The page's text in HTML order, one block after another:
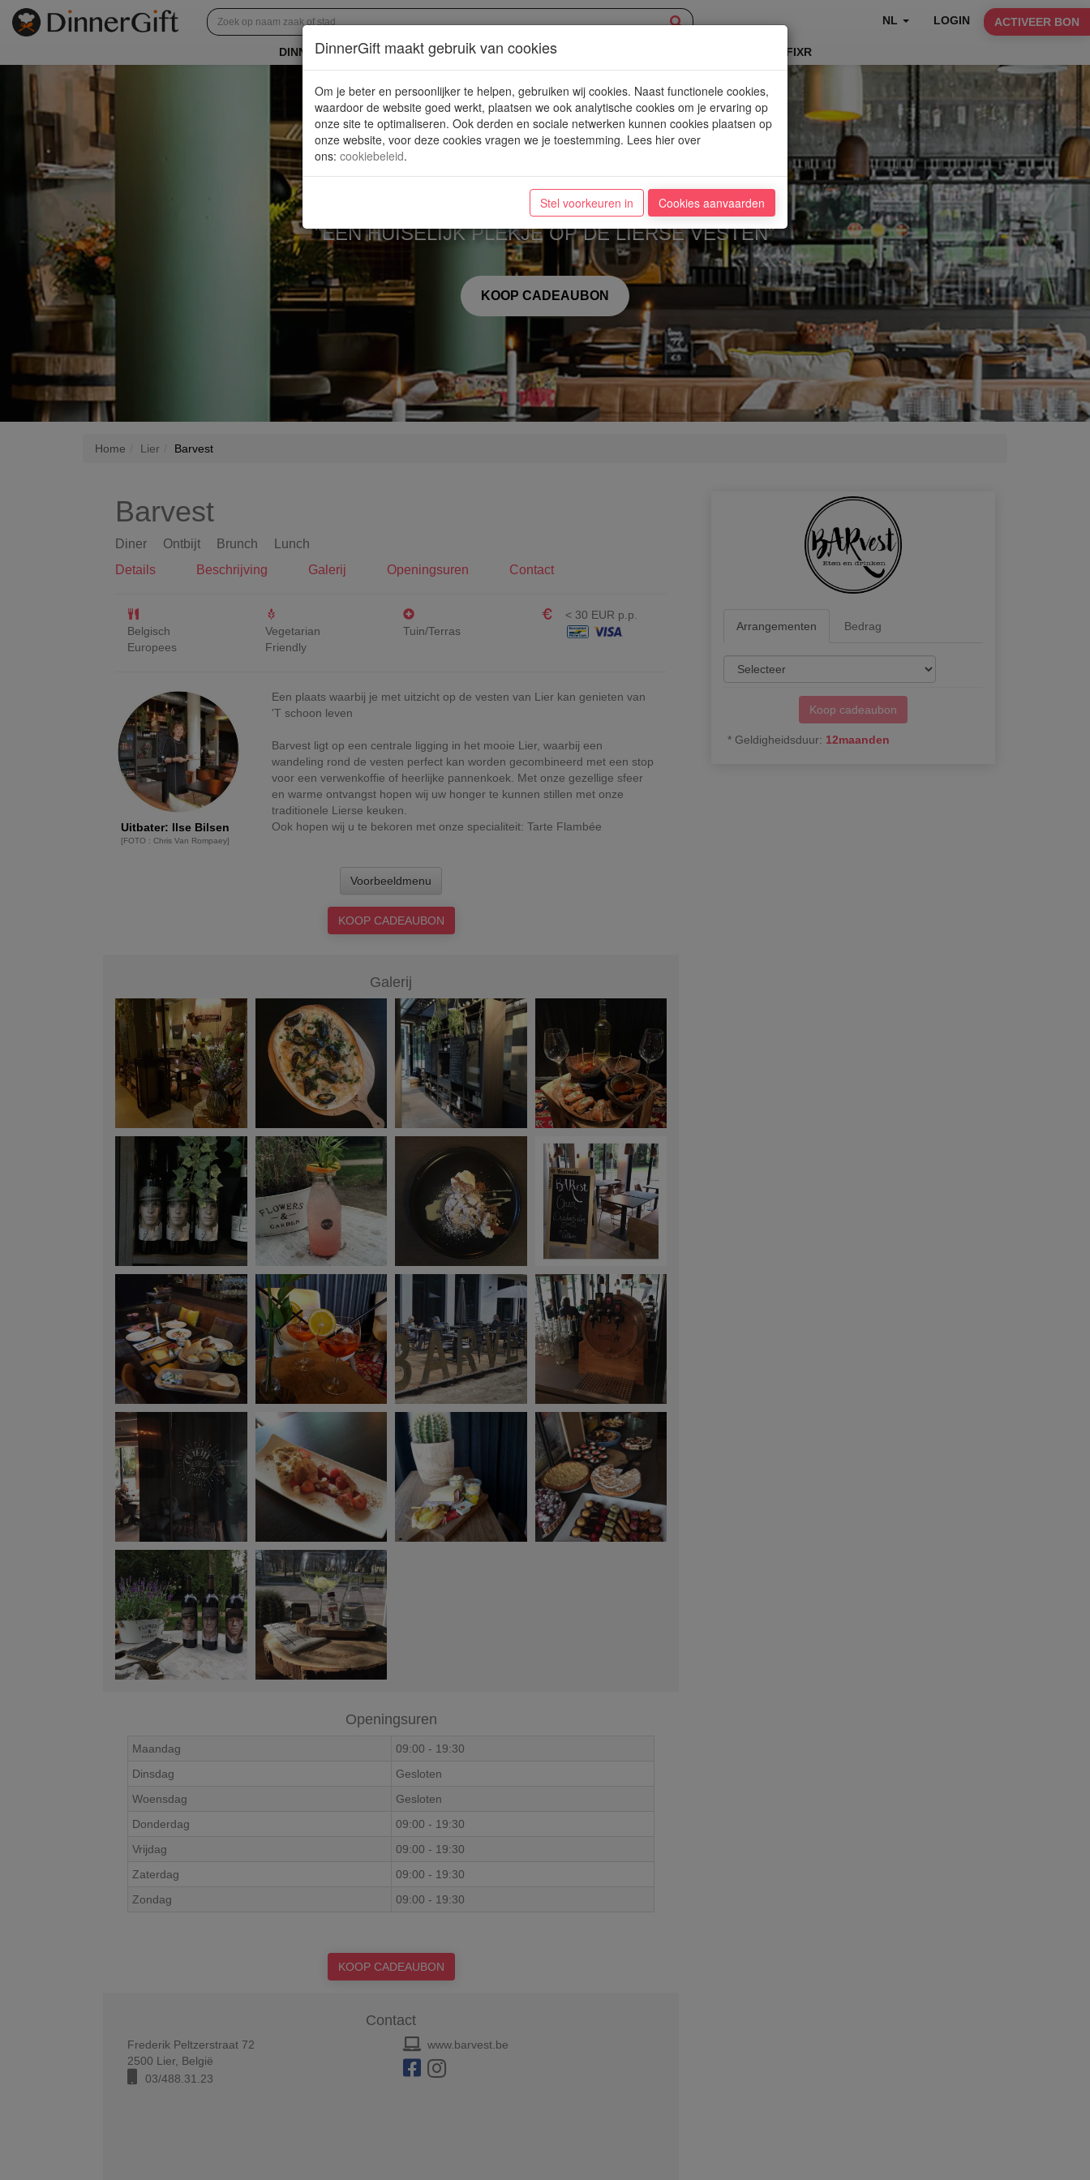
NL LOGIN ACTIVEER BON
DINNERGIFT EXPERIENCE AANBOD NIEUWE PLEKJES TABLEFIXR
Barvest
"EEN HUISELIJK PLEKJE OP DE LIERSE VESTEN"
KOOP CADEAUBON
Home Lier Barvest
Barvest
Diner Ontbijt Brunch
Lunch
Details
Beschrijving Galerij Openingsuren Contact
Belgisch
Europees
Vegetarian
Friendly
Tuin/Terras
< 30 EUR p.p.
Uitbater: Ilse Bilsen
[FOTO : Chris Van Rompaey]
Een plaats waarbij je met uitzicht op de vesten van Lier kan genieten van
'T schoon leven
Barvest ligt op een centrale ligging in het mooie Lier, waarbij een
wandeling rond de vesten perfect kan worden gecombineerd met een stop
voor een verwenkoffie of heerlijke pannenkoek. Met onze gezellige sfeer
en warme ontvangst hopen wij uw honger te kunnen stillen met onze
traditionele Lierse keuken.
Ook hopen wij u te bekoren met onze specialiteit: Tarte Flambée
Voorbeeldmenu
KOOP CADEAUBON
Galerij
Openingsuren
Maandag 09:00 - 19:30
Dinsdag
Gesloten
Woensdag
Gesloten
Donderdag
09:00 - 19:30
Vrijdag
09:00 - 19:30
Zaterdag
09:00 - 19:30
Zondag
09:00 - 19:30
KOOP CADEAUBON
Contact
Frederik Peltzerstraat 72
2500 Lier, België
03/488.31.23
www.barvest.be
Arrangementen Bedrag
Koop cadeaubon
* Geldigheidsduur: 12maanden
DinnerGift maakt gebruik van cookies
Om je beter en persoonlijker te helpen, gebruiken wij cookies. Naast functionele cookies,
waardoor de website goed werkt, plaatsen we ook analytische cookies om je ervaring op
onze site te optimaliseren. Ook derden en sociale netwerken kunnen cookies plaatsen op
onze website, voor deze cookies vragen we je toestemming. Lees hier over
ons: cookiebeleid.
Stel voorkeuren in Cookies aanvaarden